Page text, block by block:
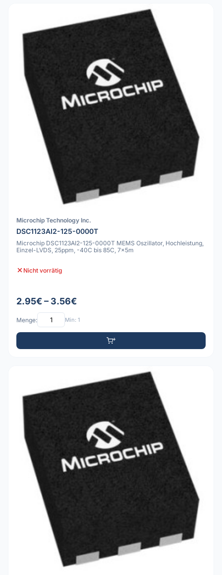
Microchip Technology Inc.
DSC1123AI2-125-0000T
Microchip DSC1123AI2-125-0000T MEMS Oszillator, Hochleistung,
Einzel-LVDS, 25ppm, -40C bis 85C, 7x5m
Nicht vorrätig
2.95€ – 3.56€
Menge: Min: 1